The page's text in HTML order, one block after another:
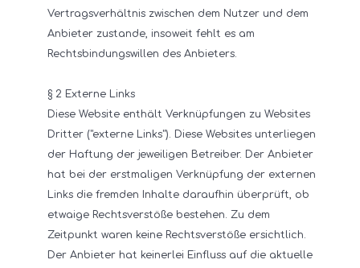
Vertragsverhältnis zwischen dem Nutzer und dem
Anbieter zustande, insoweit fehlt es am
Rechtsbindungswillen des Anbieters.
§ 2 Externe Links
Diese Website enthält Verknüpfungen zu Websites
Dritter ("externe Links"). Diese Websites unterliegen
der Haftung der jeweiligen Betreiber. Der Anbieter
hat bei der erstmaligen Verknüpfung der externen
Links die fremden Inhalte daraufhin überprüft, ob
etwaige Rechtsverstöße bestehen. Zu dem
Zeitpunkt waren keine Rechtsverstöße ersichtlich.
Der Anbieter hat keinerlei Einfluss auf die aktuelle